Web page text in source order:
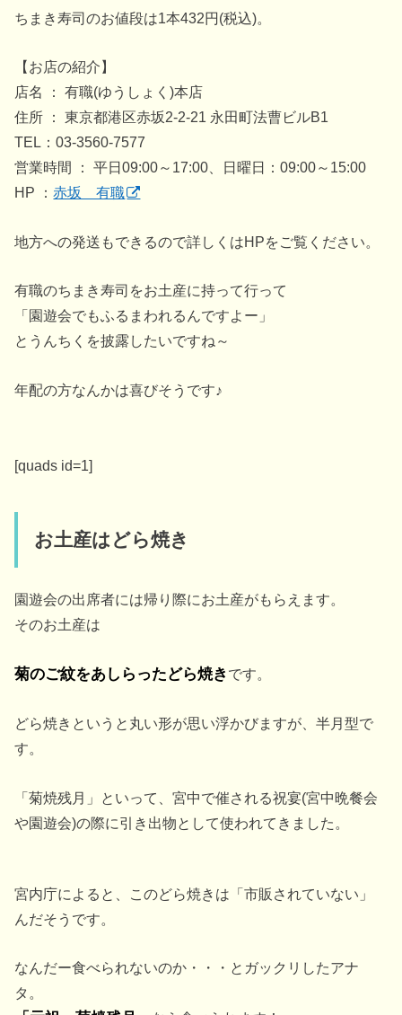
ちまき寿司のお値段は1本432円(税込)。
【お店の紹介】
店名 ： 有職(ゆうしょく)本店
住所 ： 東京都港区赤坂2-2-21 永田町法曹ビルB1
TEL：03-3560-7577
営業時間 ： 平日09:00～17:00、日曜日：09:00～15:00
HP ：赤坂 有職
地方への発送もできるので詳しくはHPをご覧ください。
有職のちまき寿司をお土産に持って行って
「園遊会でもふるまわれるんですよー」
とうんちくを披露したいですね～
年配の方なんかは喜びそうです♪
[quads id=1]
お土産はどら焼き
園遊会の出席者には帰り際にお土産がもらえます。
そのお土産は
菊のご紋をあしらったどら焼き です。
どら焼きというと丸い形が思い浮かびますが、半月型で
す。
「菊焼残月」といって、宮中で催される祝宴(宮中晩餐会
や園遊会)の際に引き出物として使われてきました。
宮内庁によると、このどら焼きは「市販されていない」
んだそうです。
なんだー食べられないのか・・・とガックリしたアナ
タ。